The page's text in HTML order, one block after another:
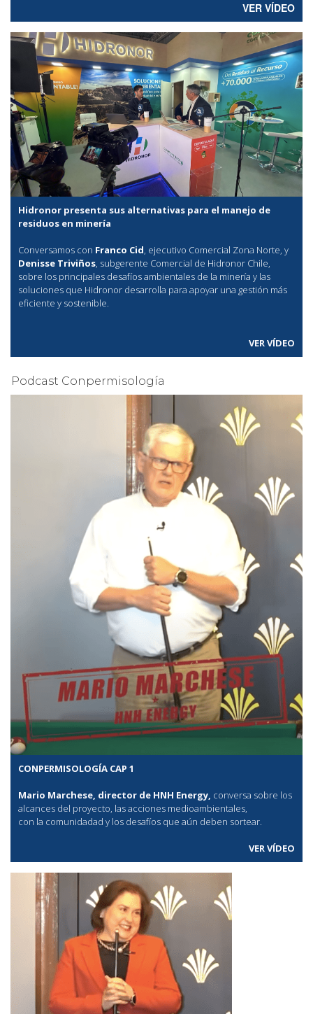
VER VÍDEO
Hidronor presenta sus alternativas para el manejo de
residuos en minería
Conversamos con Franco Cid, ejecutivo Comercial Zona Norte, y
Denisse Triviños, subgerente Comercial de Hidronor Chile,
sobre los principales desafíos ambientales de la minería y las
soluciones que Hidronor desarrolla para apoyar una gestión más
eficiente y sostenible.
VER VÍDEO
Podcast Conpermisología
CONPERMISOLOGÍA CAP 1
Mario Marchese, director de HNH Energy, conversa sobre los
alcances del proyecto, las acciones medioambientales,
con la comunidadad y los desafíos que aún deben sortear.
VER VÍDEO